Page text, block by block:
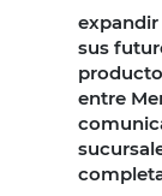
expandir
sus
entre